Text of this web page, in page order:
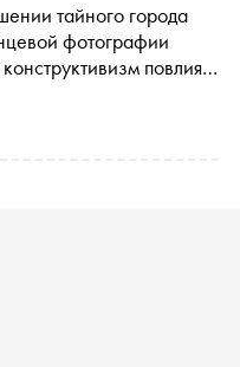
тайного города
фотографии
повлиял
неделе